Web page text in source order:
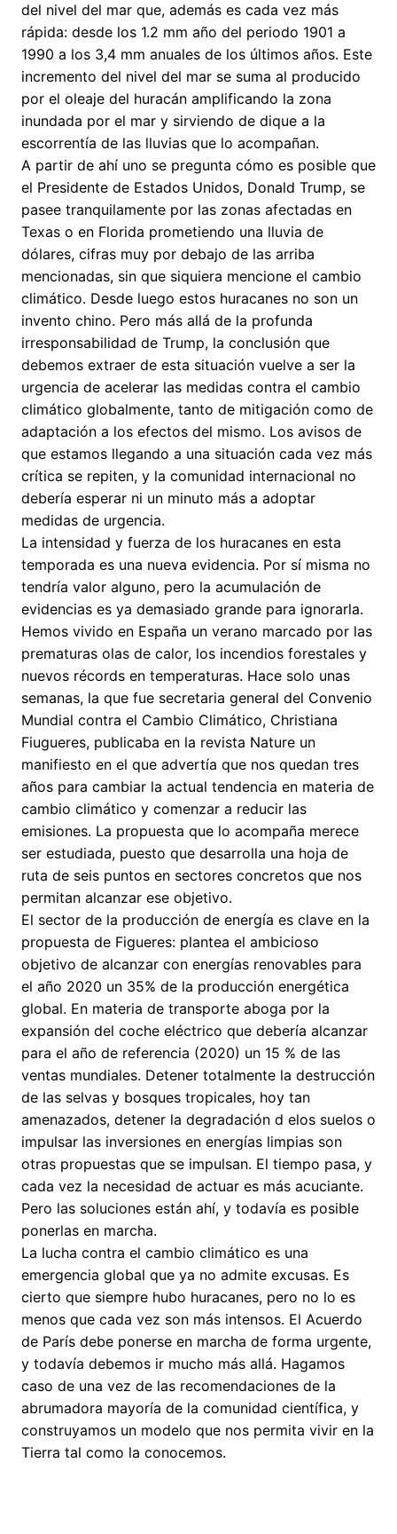
del nivel del mar que, además es cada vez más
rápida: desde los 1.2 mm año del periodo 1901 a
1990 a los 3,4 mm anuales de los últimos años. Este
incremento del nivel del mar se suma al producido
por el oleaje del huracán amplificando la zona
inundada por el mar y sirviendo de dique a la
escorrentía de las lluvias que lo acompañan.
A partir de ahí uno se pregunta cómo es posible que
el Presidente de Estados Unidos, Donald Trump, se
pasee tranquilamente por las zonas afectadas en
Texas o en Florida prometiendo una lluvia de
dólares, cifras muy por debajo de las arriba
mencionadas, sin que siquiera mencione el cambio
climático. Desde luego estos huracanes no son un
invento chino. Pero más allá de la profunda
irresponsabilidad de Trump, la conclusión que
debemos extraer de esta situación vuelve a ser la
urgencia de acelerar las medidas contra el cambio
climático globalmente, tanto de mitigación como de
adaptación a los efectos del mismo. Los avisos de
que estamos llegando a una situación cada vez más
crítica se repiten, y la comunidad internacional no
debería esperar ni un minuto más a adoptar
medidas de urgencia.
La intensidad y fuerza de los huracanes en esta
temporada es una nueva evidencia. Por sí misma no
tendría valor alguno, pero la acumulación de
evidencias es ya demasiado grande para ignorarla.
Hemos vivido en España un verano marcado por las
prematuras olas de calor, los incendios forestales y
nuevos récords en temperaturas. Hace solo unas
semanas, la que fue secretaria general del Convenio
Mundial contra el Cambio Climático, Christiana
Fiugueres, publicaba en la revista Nature un
manifiesto en el que advertía que nos quedan tres
años para cambiar la actual tendencia en materia de
cambio climático y comenzar a reducir las
emisiones. La propuesta que lo acompaña merece
ser estudiada, puesto que desarrolla una hoja de
ruta de seis puntos en sectores concretos que nos
permitan alcanzar ese objetivo.
El sector de la producción de energía es clave en la
propuesta de Figueres: plantea el ambicioso
objetivo de alcanzar con energías renovables para
el año 2020 un 35% de la producción energética
global. En materia de transporte aboga por la
expansión del coche eléctrico que debería alcanzar
para el año de referencia (2020) un 15 % de las
ventas mundiales. Detener totalmente la destrucción
de las selvas y bosques tropicales, hoy tan
amenazados, detener la degradación d elos suelos o
impulsar las inversiones en energías limpias son
otras propuestas que se impulsan. El tiempo pasa, y
cada vez la necesidad de actuar es más acuciante.
Pero las soluciones están ahí, y todavía es posible
ponerlas en marcha.
La lucha contra el cambio climático es una
emergencia global que ya no admite excusas. Es
cierto que siempre hubo huracanes, pero no lo es
menos que cada vez son más intensos. El Acuerdo
de París debe ponerse en marcha de forma urgente,
y todavía debemos ir mucho más allá. Hagamos
caso de una vez de las recomendaciones de la
abrumadora mayoría de la comunidad científica, y
construyamos un modelo que nos permita vivir en la
Tierra tal como la conocemos.